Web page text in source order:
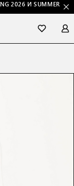
2026 И SUMMER